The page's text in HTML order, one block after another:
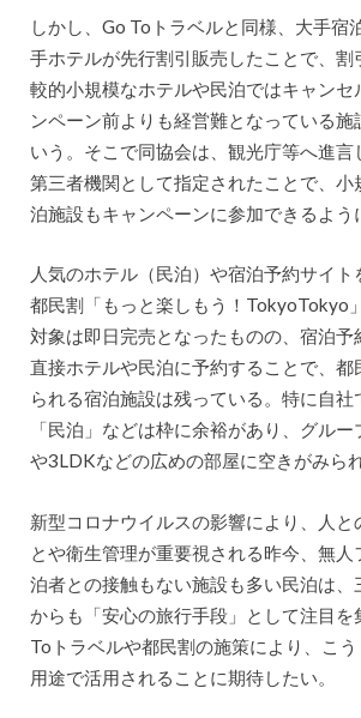
しかし、Go Toトラベルと同様、大手宿
手ホテルが先行割引販売したことで、割
較的小規模なホテルや民泊ではキャンセ
ンペーン前よりも経営難となっている施
いう。そこで同協会は、観光庁等へ進言
第三者機関として指定されたことで、小
泊施設もキャンペーンに参加できるよう
人気のホテル（民泊）や宿泊予約サイ
都民割「もっと楽しもう！TokyoTokyo
対象は即日完売となったものの、宿泊予
直接ホテルや民泊に予約することで、都
られる宿泊施設は残っている。特に自社
「民泊」などは枠に余裕があり、グル
や3LDKなどの広めの部屋に空きがみられ
新型コロナウイルスの影響により、人と
とや衛生管理が重要視される昨今、無人
泊者との接触もない施設も多い民泊は、
からも「安心の旅行手段」として注目を
Toトラベルや都民割の施策により、こ
用途で活用されることに期待したい。